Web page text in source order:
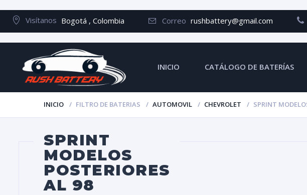
Visítanos Bogotá , Colombia Correo rushbattery@gmail.com
INICIO CATÁLOGO DE BATERÍAS
INICIO FILTRO DE BATERIAS AUTOMOVIL CHEVROLET SPRINT
SPRINT
MODELOS
POSTERIORES
AL 98